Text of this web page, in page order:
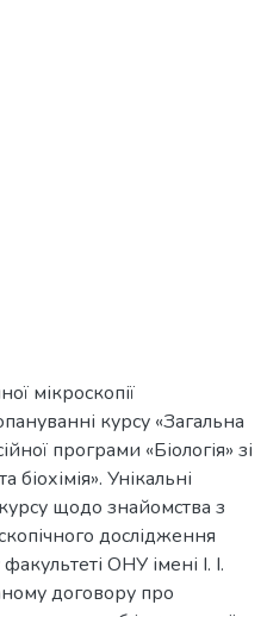
мікроскопії
курсу «Загальна
програми «Біологія» зі
біохімія». Унікальні
щодо знайомства з
дослідження
ОНУ імені І. І.
договору про